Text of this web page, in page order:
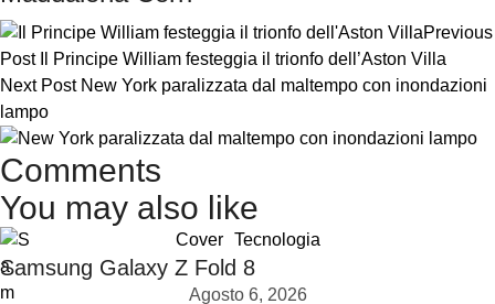
Previous
Post
Il Principe William festeggia il trionfo dell’Aston Villa
Next Post New York paralizzata dal maltempo con inondazioni
lampo
Comments
You may also like
Cover Tecnologia
Samsung Galaxy Z Fold 8
Agosto 6, 2026